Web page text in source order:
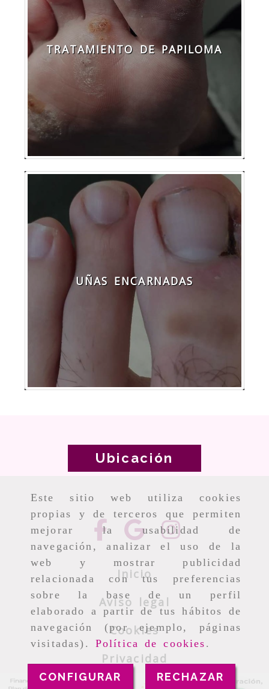
Este sitio web utiliza cookies
propias y de terceros que permiten
mejorar la usabilidad de
navegación, analizar el uso de la
web y mostrar publicidad
relacionada con tus preferencias
sobre la base de un perfil
elaborado a partir de tus hábitos de
navegación (por ejemplo, páginas
visitadas). Política de cookies .
CONFIGURAR RECHAZAR
TRATAMIENTO DE PAPILOMA
UÑAS ENCARNADAS
Ubicación
Inicio
Aviso legal
Cookies
Privacidad